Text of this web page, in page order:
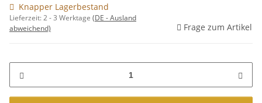
Knapper Lagerbestand
Lieferzeit:2 - 3 Werktage (DE - Ausland
abweichend)
Frage zum Artikel